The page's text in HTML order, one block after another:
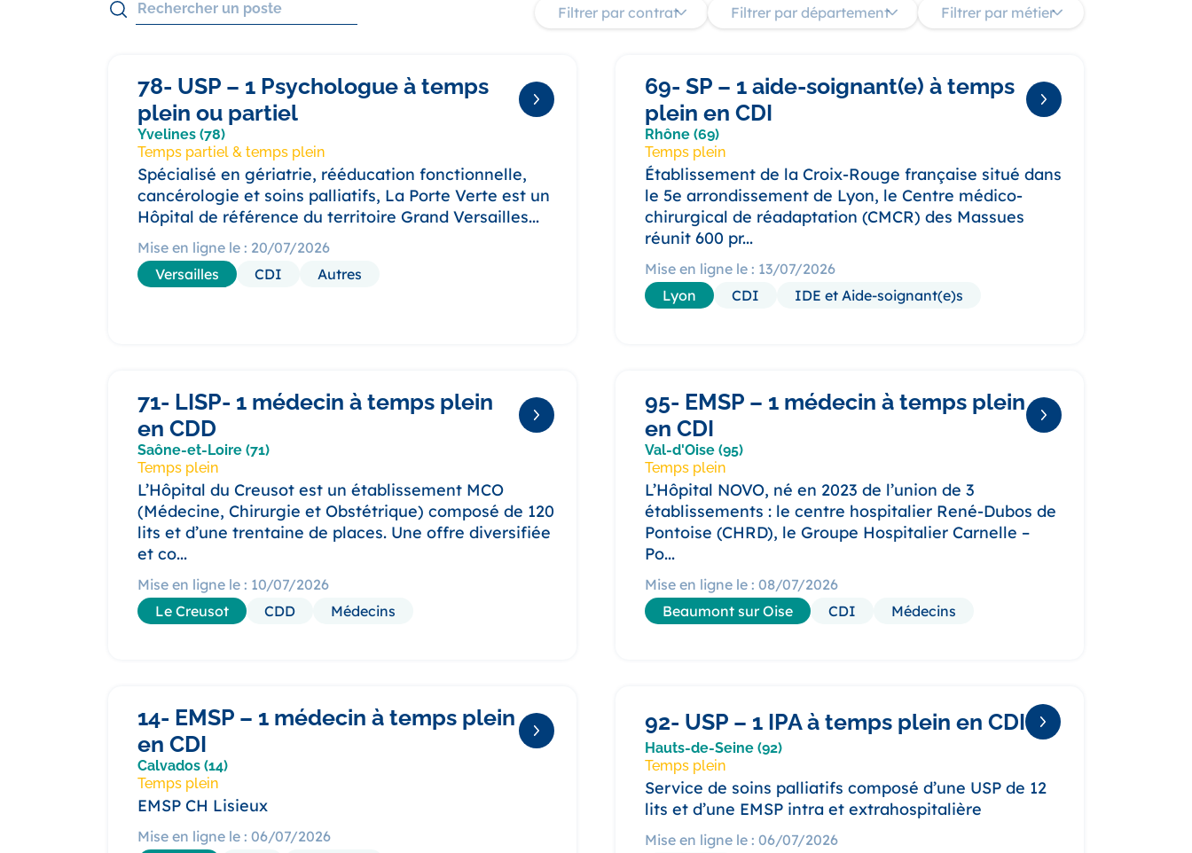
Filtrer par contrat Filtrer par département Filtrer par métier
Versailles CDI Autres
78- USP – 1 Psychologue à temps
plein ou partiel
Yvelines (78)
Temps partiel & temps plein
Spécialisé en gériatrie, rééducation fonctionnelle,
cancérologie et soins palliatifs, La Porte Verte est un
Hôpital de référence du territoire Grand Versailles...
Mise en ligne le : 20/07/2026
Lyon CDI IDE et Aide-soignant(e)s
69- SP – 1 aide-soignant(e) à temps
plein en CDI
Rhône (69)
Temps plein
Établissement de la Croix-Rouge française situé dans
le 5e arrondissement de Lyon, le Centre médico-
chirurgical de réadaptation (CMCR) des Massues
réunit 600 pr...
Mise en ligne le : 13/07/2026
Le Creusot CDD Médecins
71- LISP- 1 médecin à temps plein
en CDD
Saône-et-Loire (71)
Temps plein
L’Hôpital du Creusot est un établissement MCO
(Médecine, Chirurgie et Obstétrique) composé de 120
lits et d’une trentaine de places. Une offre diversifiée
et co...
Mise en ligne le : 10/07/2026
Beaumont sur Oise
CDI Médecins
95- EMSP – 1 médecin à temps plein
en CDI
Val-d'Oise (95)
Temps plein
L’Hôpital NOVO, né en 2023 de l’union de 3
établissements : le centre hospitalier René-Dubos de
Pontoise (CHRD), le Groupe Hospitalier Carnelle –
Po...
Mise en ligne le : 08/07/2026
14- EMSP – 1 médecin à temps plein
en CDI
Calvados (14)
Temps plein
EMSP CH Lisieux
Mise en ligne le : 06/07/2026
92- USP – 1 IPA à temps plein en CDI
Hauts-de-Seine (92)
Temps plein
Service de soins palliatifs composé d’une USP de 12
lits et d’une EMSP intra et extrahospitalière
Mise en ligne le : 06/07/2026